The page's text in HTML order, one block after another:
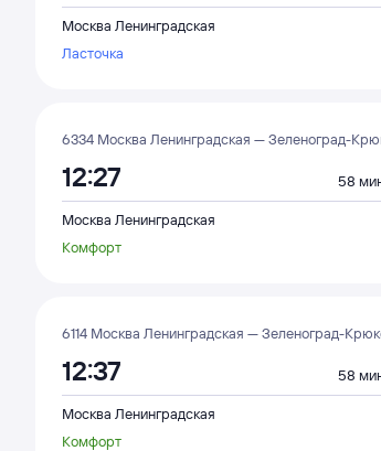
Москва Ленинградская
Ласточка
6334 Москва Ленинградская — Зеленоград-
12:27 58
Москва Ленинградская
Комфорт
6114 Москва Ленинградская — Зеленоград-
12:37 58
Москва Ленинградская
Комфорт